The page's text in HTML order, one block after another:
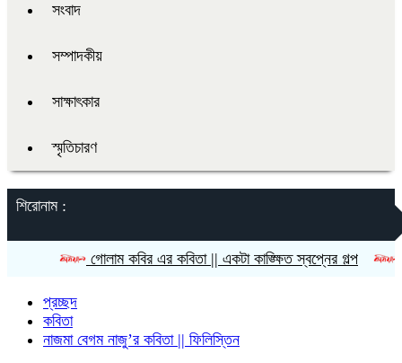
সংবাদ
সম্পাদকীয়
সাক্ষাৎকার
স্মৃতিচারণ
শিরোনাম :
গোলাম কবির এর কবিতা || একটা কাঙ্ক্ষিত স্বপ্নের গল্প রীতি
প্রচ্ছদ
কবিতা
নাজমা বেগম নাজু’র কবিতা || ফিলিস্তিন